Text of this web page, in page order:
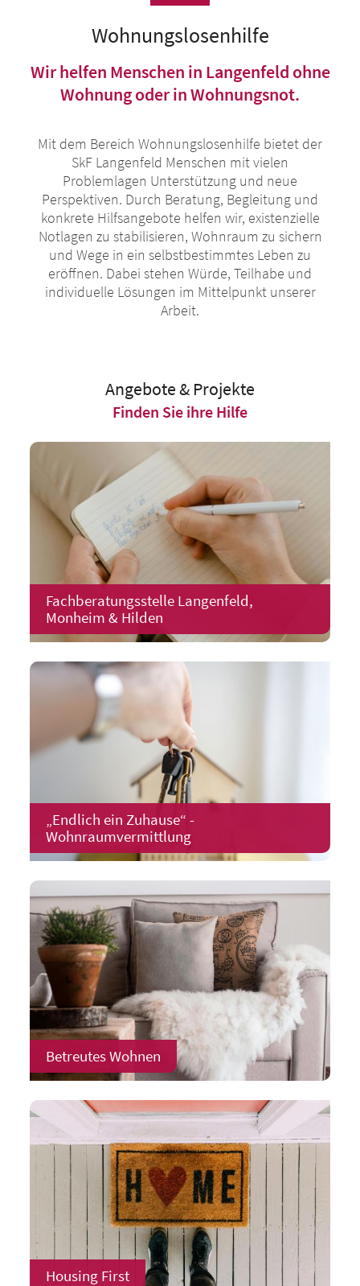
Wohnungslosenhilfe
Wir helfen Menschen in Langenfeld ohne
Wohnung oder in Wohnungsnot.
Mit dem Bereich Wohnungslosenhilfe bietet der
SkF Langenfeld Menschen mit vielen
Problemlagen Unterstützung und neue
Perspektiven. Durch Beratung, Begleitung und
konkrete Hilfsangebote helfen wir, existenzielle
Notlagen zu stabilisieren, Wohnraum zu sichern
und Wege in ein selbstbestimmtes Leben zu
eröffnen. Dabei stehen Würde, Teilhabe und
individuelle Lösungen im Mittelpunkt unserer
Arbeit.
Angebote & Projekte
Finden Sie ihre Hilfe
Fachberatungsstelle Langenfeld,
Monheim & Hilden
„Endlich ein Zuhause“ -
Wohnraumvermittlung
Betreutes Wohnen
Housing First